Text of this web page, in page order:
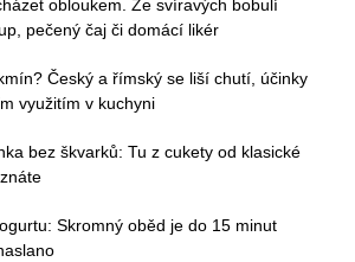
obloukem. Ze svíravých bobulí
pečený čaj či domácí likér
Český a římský se liší chutí, účinky
využitím v kuchyni
bez škvarků: Tu z cukety od klasické
Skromný oběd je do 15 minut